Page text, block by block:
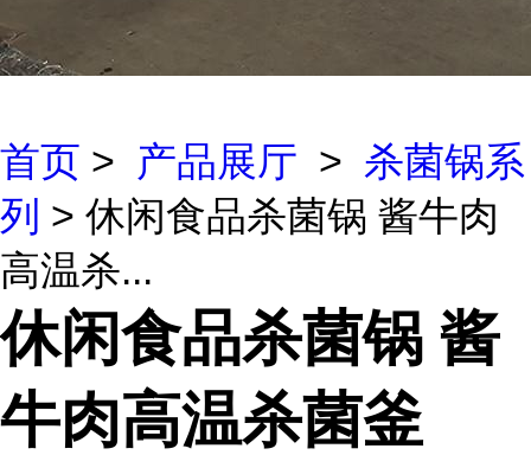
首页 > 产品展厅 > 杀菌锅系
列 > 休闲食品杀菌锅 酱牛肉
高温杀...
休闲食品杀菌锅 酱
牛肉高温杀菌釜